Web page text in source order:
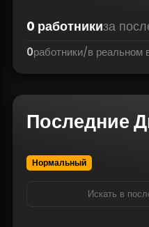
0 работникиза
0работники/в реальном
Последние
Нормальный